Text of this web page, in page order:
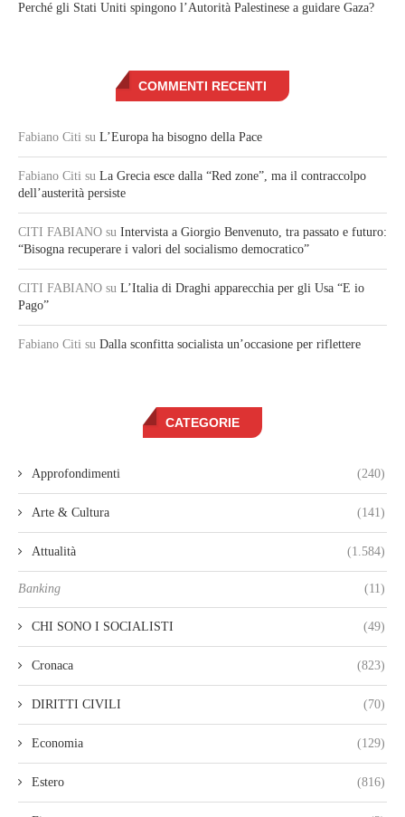
Perché gli Stati Uniti spingono l’Autorità Palestinese a guidare Gaza?
COMMENTI RECENTI
Fabiano Citi su L’Europa ha bisogno della Pace
Fabiano Citi su La Grecia esce dalla “Red zone”, ma il contraccolpo
dell’austerità persiste
CITI FABIANO su Intervista a Giorgio Benvenuto, tra passato e futuro:
“Bisogna recuperare i valori del socialismo democratico”
CITI FABIANO su L’Italia di Draghi apparecchia per gli Usa “E io
Pago”
Fabiano Citi su Dalla sconfitta socialista un’occasione per riflettere
CATEGORIE
Approfondimenti (240)
Arte & Cultura (141)
Attualità (1.584)
Banking (11)
CHI SONO I SOCIALISTI (49)
Cronaca (823)
DIRITTI CIVILI (70)
Economia (129)
Estero (816)